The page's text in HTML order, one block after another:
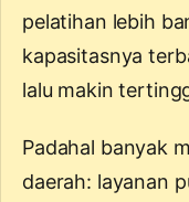
pelatihan lebih
kapasitasnya
lalu makin
Padahal banyak
daerah: layanan